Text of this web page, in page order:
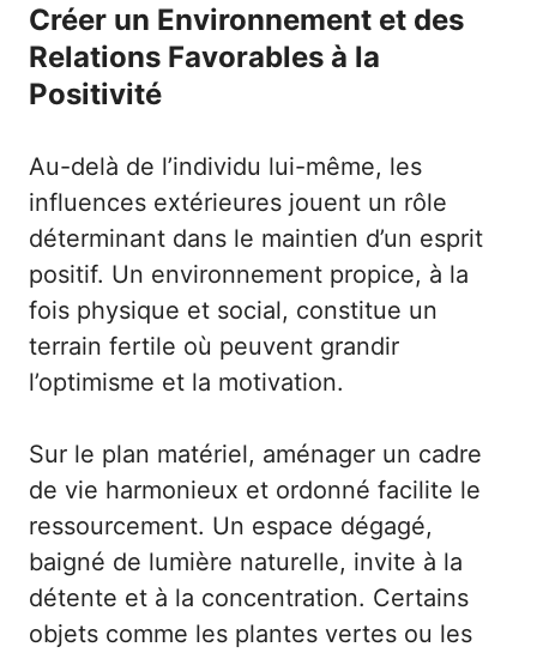
Créer un Environnement et des
Relations Favorables à la
Positivité
Au-delà de l’individu lui-même, les
influences extérieures jouent un rôle
déterminant dans le maintien d’un esprit
positif. Un environnement propice, à la
fois physique et social, constitue un
terrain fertile où peuvent grandir
l’optimisme et la motivation.
Sur le plan matériel, aménager un cadre
de vie harmonieux et ordonné facilite le
ressourcement. Un espace dégagé,
baigné de lumière naturelle, invite à la
détente et à la concentration. Certains
objets comme les plantes vertes ou les